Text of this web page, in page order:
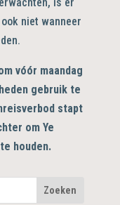
niet wanneer
vóór maandag
gebruik te
stapt
om Ye
houden.